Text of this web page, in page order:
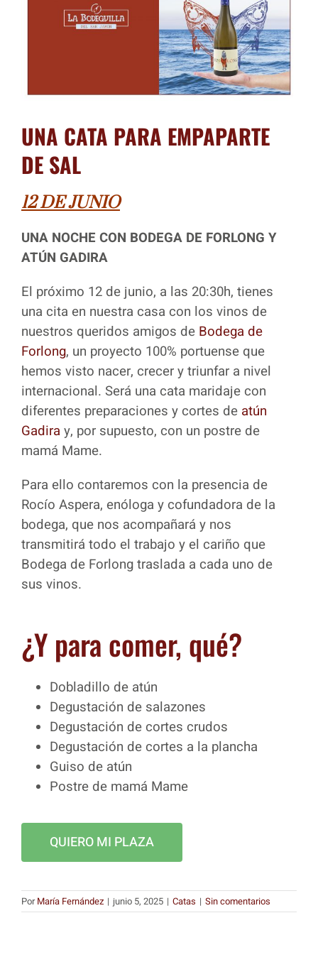
UNA CATA PARA EMPAPARTE
DE SAL
12 DE JUNIO
UNA NOCHE CON BODEGA DE FORLONG Y
ATÚN GADIRA
El próximo 12 de junio, a las 20:30h, tienes
una cita en nuestra casa con los vinos de
nuestros queridos amigos de Bodega de
Forlong, un proyecto 100% portuense que
hemos visto nacer, crecer y triunfar a nivel
internacional. Será una cata maridaje con
diferentes preparaciones y cortes de atún
Gadira y, por supuesto, con un postre de
mamá Mame.
Para ello contaremos con la presencia de
Rocío Aspera, enóloga y cofundadora de la
bodega, que nos acompañará y nos
transmitirá todo el trabajo y el cariño que
Bodega de Forlong traslada a cada uno de
sus vinos.
¿Y para comer, qué?
Dobladillo de atún
Degustación de salazones
Degustación de cortes crudos
Degustación de cortes a la plancha
Guiso de atún
Postre de mamá Mame
QUIERO MI PLAZA
PorMaría Fernández | junio 5, 2025 | Catas | Sin comentarios